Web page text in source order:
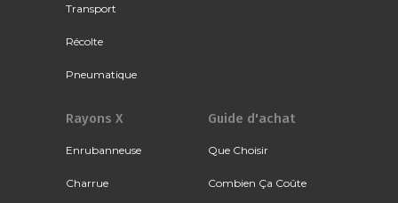
Transport
Récolte
Pneumatique
Rayons X
Enrubanneuse
Charrue
Guide d'achat
Que Choisir
Combien Ça Coûte